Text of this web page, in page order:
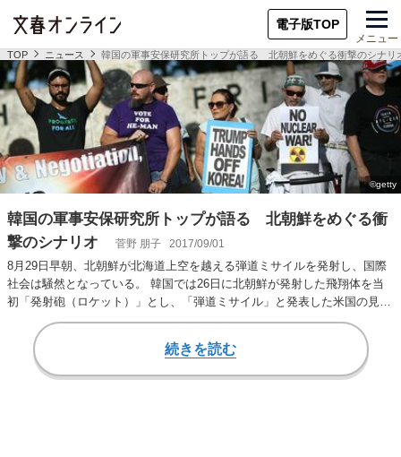
電子版TOP
メニュー
TOP ニュース 韓国の軍事安保研究所トップが語る 北朝鮮をめぐる衝撃のシナリ
韓国の軍事安保研究所トップが語る 北朝鮮をめぐる衝
撃のシナリオ
菅野 朋子 2017/09/01
8月29日早朝、北朝鮮が北海道上空を越える弾道ミサイルを発射し、国際
社会は騒然となっている。 韓国では26日に北朝鮮が発射した飛翔体を当
初「発射砲（ロケット）」とし、「弾道ミサイル」と発表した米国の見解
と異例的に食…
続きを読む